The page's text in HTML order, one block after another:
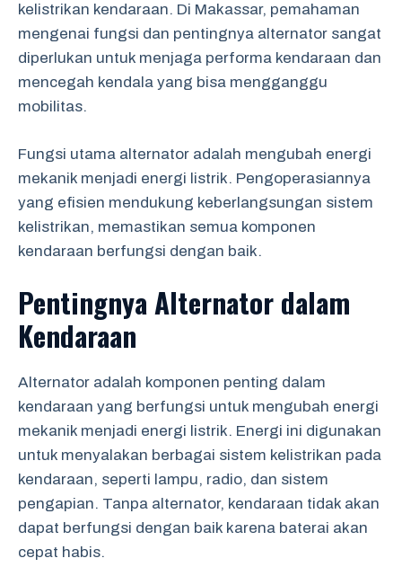
kelistrikan kendaraan. Di Makassar, pemahaman
mengenai fungsi dan pentingnya alternator sangat
diperlukan untuk menjaga performa kendaraan dan
mencegah kendala yang bisa mengganggu
mobilitas.
Fungsi utama alternator adalah mengubah energi
mekanik menjadi energi listrik. Pengoperasiannya
yang efisien mendukung keberlangsungan sistem
kelistrikan, memastikan semua komponen
kendaraan berfungsi dengan baik.
Pentingnya Alternator dalam
Kendaraan
Alternator adalah komponen penting dalam
kendaraan yang berfungsi untuk mengubah energi
mekanik menjadi energi listrik. Energi ini digunakan
untuk menyalakan berbagai sistem kelistrikan pada
kendaraan, seperti lampu, radio, dan sistem
pengapian. Tanpa alternator, kendaraan tidak akan
dapat berfungsi dengan baik karena baterai akan
cepat habis.